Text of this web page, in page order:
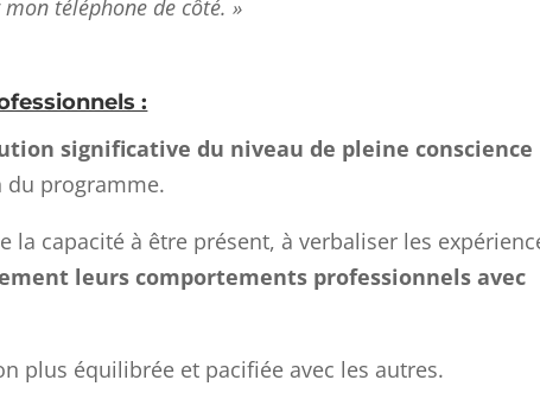
téléphone de côté. »
:
significative du niveau de pleine conscience
du programme.
la capacité à être présent, à verbaliser les
leurs comportements professionnels avec
plus équilibrée et pacifiée avec les autres.